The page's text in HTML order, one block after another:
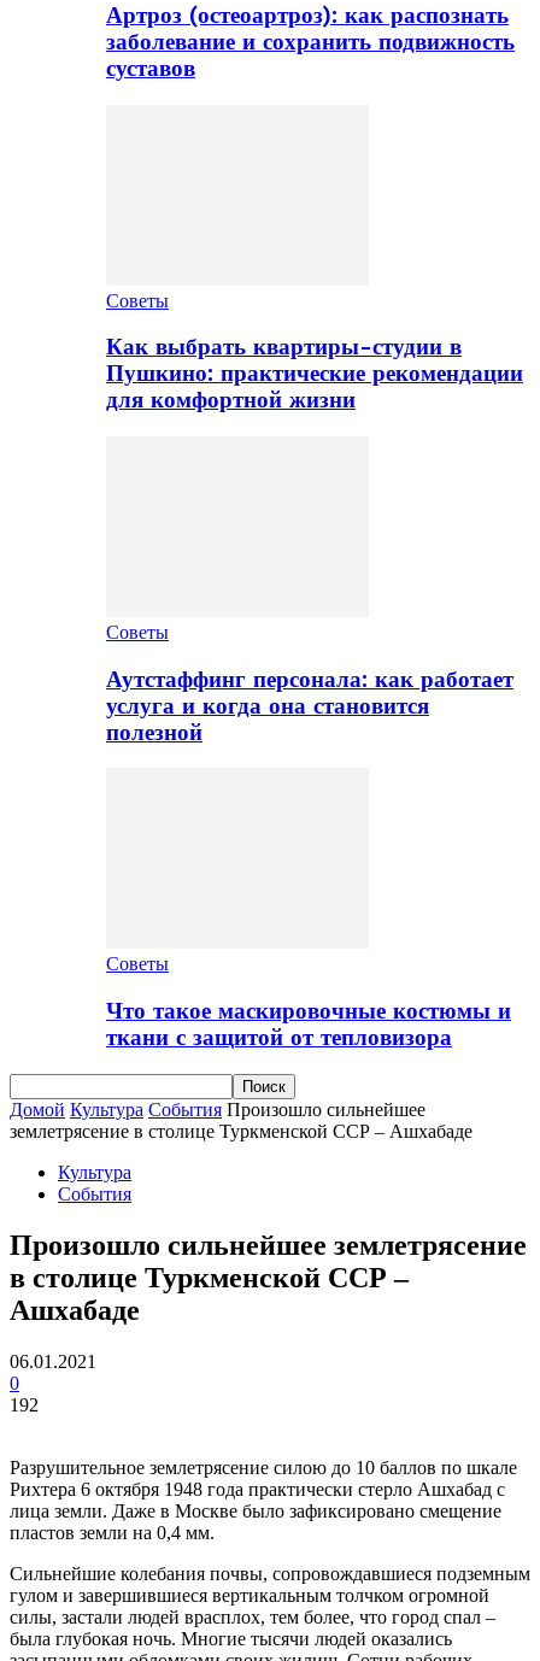
Артроз (остеоартроз): как распознать
заболевание и сохранить подвижность
суставов
Советы
Как выбрать квартиры-студии в
Пушкино: практические рекомендации
для комфортной жизни
Советы
Аутстаффинг персонала: как работает
услуга и когда она становится
полезной
Советы
Что такое маскировочные костюмы и
ткани с защитой от тепловизора
Домой Культура События Произошло сильнейшее
землетрясение в столице Туркменской ССР – Ашхабаде
Культура
События
Произошло сильнейшее землетрясение
в столице Туркменской ССР –
Ашхабаде
06.01.2021
0
192
Разрушительное землетрясение силою до 10 баллов по шкале
Рихтера 6 октября 1948 года практически стерло Ашхабад с
лица земли. Даже в Москве было зафиксировано смещение
пластов земли на 0,4 мм.
Сильнейшие колебания почвы, сопровождавшиеся подземным
гулом и завершившиеся вертикальным толчком огромной
силы, застали людей врасплох, тем более, что город спал –
была глубокая ночь. Многие тысячи людей оказались